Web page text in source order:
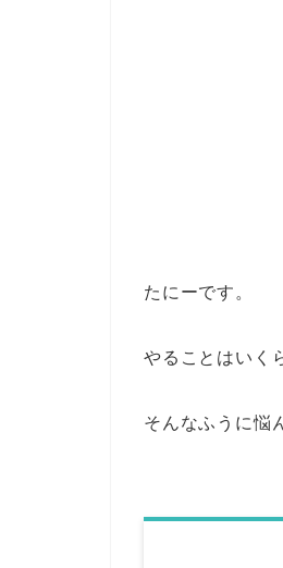
たにーです。
やることはいく
そんなふうに悩